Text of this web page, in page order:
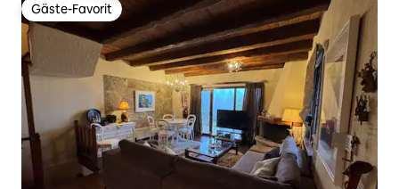
Gäste-Favorit
Gäste-Favorit